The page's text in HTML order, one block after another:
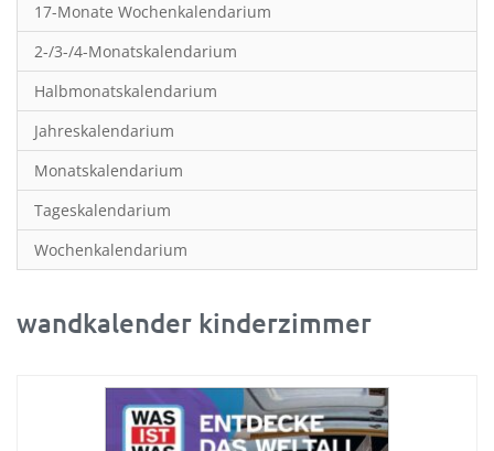
Landschaft & Natur
Lifestyle
Literatur
Manga & Animé
Neutrale Kalender
Partner- & Wandplaner
Planung & Organisation
Ratgeber
17-Monate Wochenkalendarium
2-/3-/4-Monatskalendarium
Halbmonatskalendarium
Jahreskalendarium
Monatskalendarium
Tageskalendarium
Wochenkalendarium
wandkalender kinderzimmer